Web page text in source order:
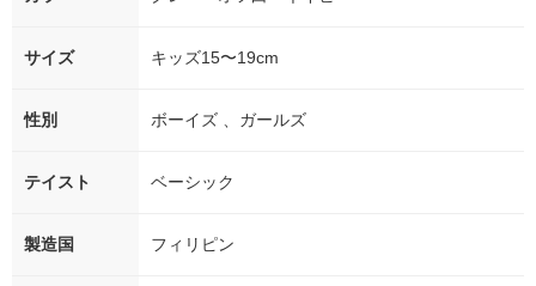
サイズ キッズ15〜19cm
性別 ボーイズ 、ガールズ
テイスト ベーシック
製造国 フィリピン